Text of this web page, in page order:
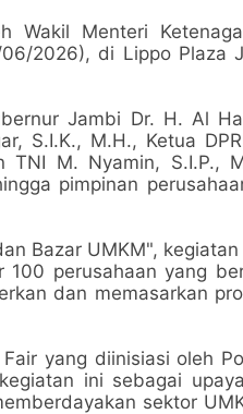
Wakil Menteri
2026), di Lippo Plaza
Jambi Dr. H. Al
S.I.K., M.H., Ketua
TNI M. Nyamin, S.I.P.,
pimpinan
Bazar UMKM",
perusahaan yang
dan memasarkan
yang diinisiasi oleh
ini sebagai
sektor